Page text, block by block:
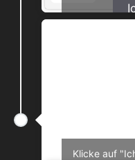
Klicke auf